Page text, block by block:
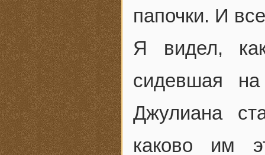
папочки. И
Я видел,
сидевшая
Джулиана
каково им